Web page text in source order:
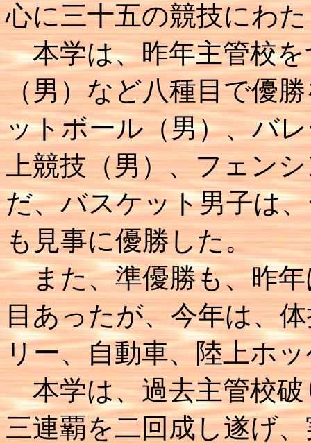
心に三十五の競技にわ
本学は、昨年主管校を
（男）など八種目で優
ットボール（男）、バ
上競技（男）、フェン
だ、バスケット男子は
も見事に優勝した。
また、準優勝も、昨年
目あったが、今年は、
リー、自動車、陸上ホ
本学は、過去主管校破
三連覇を二回成し遂げ